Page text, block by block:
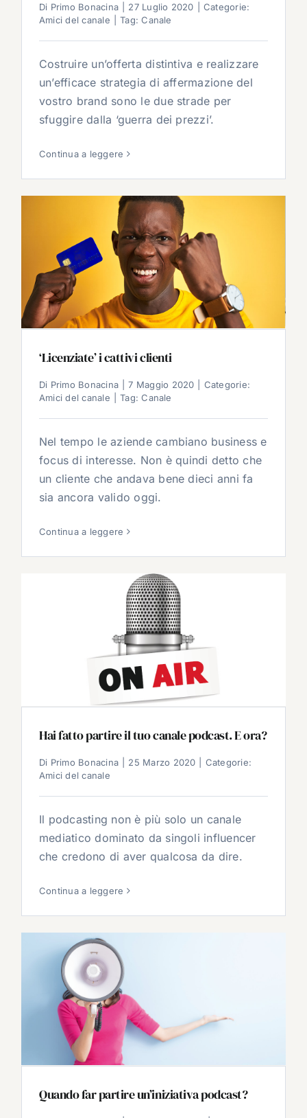
Di Primo Bonacina 27 Luglio 2020
Categorie:
Amici del canale
Tag:Canale
Costruire un’offerta distintiva e realizzare
un’efficace strategia di affermazione del
vostro brand sono le due strade per
sfuggire dalla ‘guerra dei prezzi’.
Continua a leggere
‘Licenziate’ i cattivi clienti
Di Primo Bonacina 7 Maggio 2020
Categorie:
Amici del canale
Tag:Canale
Nel tempo le aziende cambiano business e
focus di interesse. Non è quindi detto che
un cliente che andava bene dieci anni fa
sia ancora valido oggi.
Continua a leggere
Hai fatto partire il tuo canale podcast. E ora?
Di Primo Bonacina 25 Marzo 2020
Categorie:
Amici del canale
Il podcasting non è più solo un canale
mediatico dominato da singoli influencer
che credono di aver qualcosa da dire.
Continua a leggere
Quando far partire un’iniziativa podcast?